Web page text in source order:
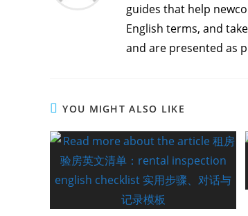
guides that help
English terms, and
and are presented as
YOU MIGHT ALSO LIKE